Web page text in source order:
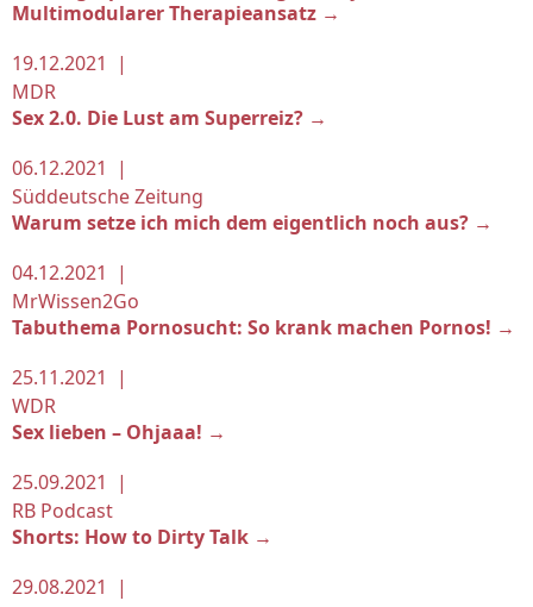
Multimodularer Therapieansatz →
19.12.2021 |
MDR
Sex 2.0. Die Lust am Superreiz? →
06.12.2021 |
Süddeutsche Zeitung
Warum setze ich mich dem eigentlich noch aus? →
04.12.2021 |
MrWissen2Go
Tabuthema Pornosucht: So krank machen Pornos! →
25.11.2021 |
WDR
Sex lieben – Ohjaaa! →
25.09.2021 |
RB Podcast
Shorts: How to Dirty Talk →
29.08.2021 |